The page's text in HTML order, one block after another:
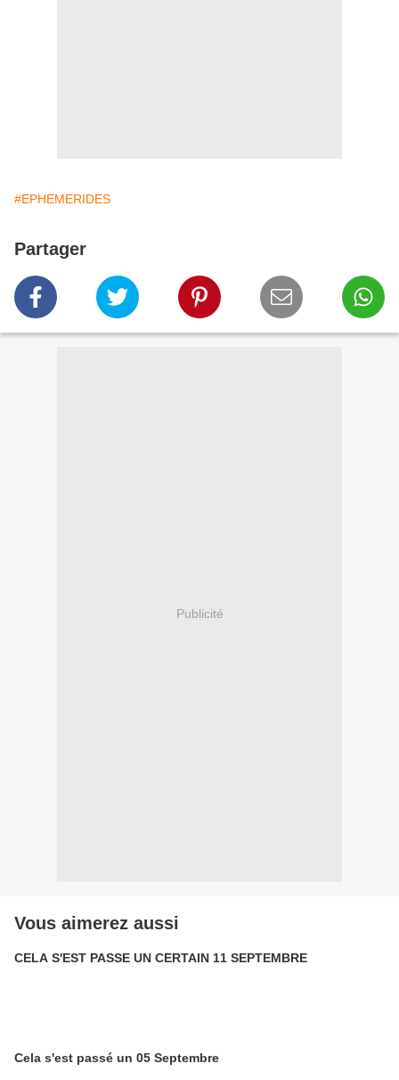
#EPHEMERIDES
Partager
Publicité
Vous aimerez aussi
CELA S'EST PASSE UN CERTAIN 11 SEPTEMBRE
Cela s'est passé un 05 Septembre